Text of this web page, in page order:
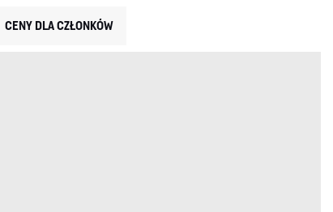
CENY DLA CZŁONKÓW